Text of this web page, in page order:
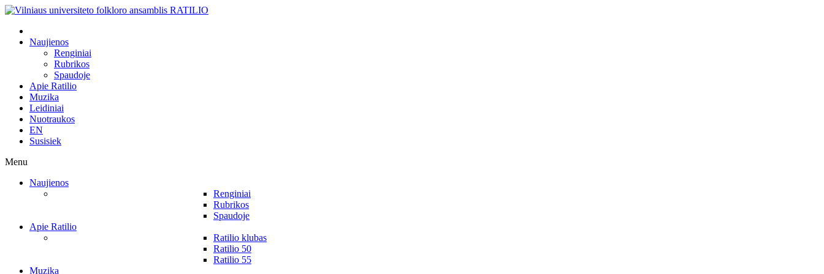
Naujienos
Renginiai
Rubrikos
Spaudoje
Apie Ratilio
Muzika
Leidiniai
Nuotraukos
EN
Susisiek
Menu
Naujienos
Renginiai
Rubrikos
Spaudoje
Apie Ratilio
Ratilio klubas
Ratilio 50
Ratilio 55
Muzika